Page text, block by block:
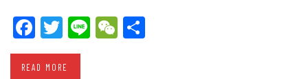
Facebook
Twitter
LineWeChat
READ MORE